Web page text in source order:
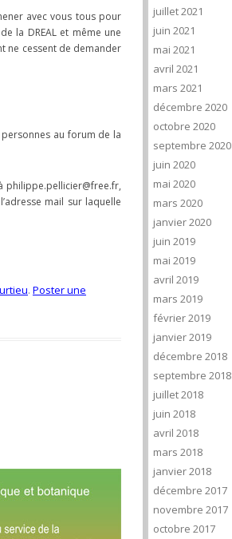
avec vous tous pour
la DREAL et même une
ne cessent de demander
personnes au forum de la
philippe.pellicier@free.fr,
mail sur laquelle
. Poster une
juillet 2021
juin 2021
mai 2021
avril 2021
mars 2021
décembre 2020
octobre 2020
septembre 2020
juin 2020
mai 2020
mars 2020
janvier 2020
juin 2019
mai 2019
avril 2019
mars 2019
février 2019
janvier 2019
décembre 2018
septembre 2018
juillet 2018
juin 2018
avril 2018
mars 2018
janvier 2018
décembre 2017
novembre 2017
octobre 2017